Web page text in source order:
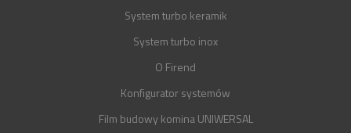
System turbo keramik
System turbo inox
O Firend
Konfigurator systemów
Film budowy komina UNIWERSAL